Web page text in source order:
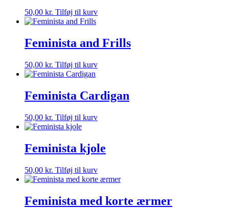
50,00 kr. Tilføj til kurv
Feminista and Frills
50,00 kr. Tilføj til kurv
Feminista Cardigan
50,00 kr. Tilføj til kurv
Feminista kjole
50,00 kr. Tilføj til kurv
Feminista med korte ærmer